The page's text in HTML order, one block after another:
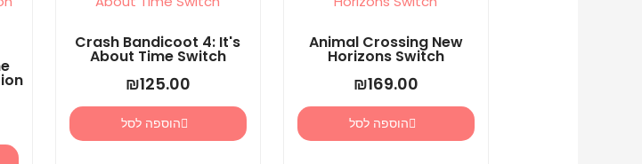
Animal Crossing New
Horizons Switch
₪169.00
הוספה לסל
Crash Bandicoot 4: It's
About Time Switch
₪125.00
הוספה לסל